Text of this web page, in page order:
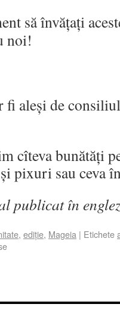
să învățați
noi!
aleși de
cîteva bunătăți
pixuri sau ceva
publicat în
, ediție, Mageia | Etichete